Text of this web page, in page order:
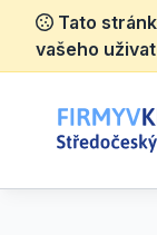
Tato
vašeho